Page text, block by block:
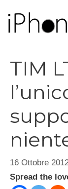
contenuto
TIM
16 Ottobre
Spread the